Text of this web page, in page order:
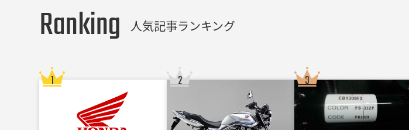
Ranking 人気記事ランキング